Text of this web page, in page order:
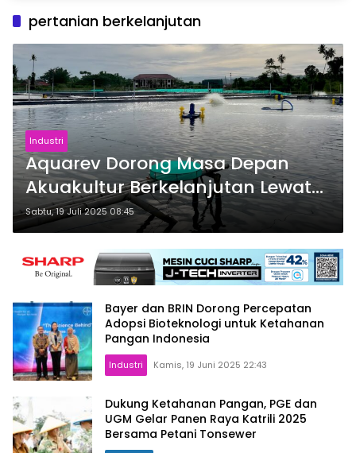
pertanian berkelanjutan
Industri
Aquarev Dorong Masa Depan
Akuakultur Berkelanjutan Lewat
Inovasi dan Inklusi
Sabtu, 19 Juli 2025 08:45
Bayer dan BRIN Dorong Percepatan
Adopsi Bioteknologi untuk Ketahanan
Pangan Indonesia
Industri Kamis, 19 Juni 2025 22:43
Dukung Ketahanan Pangan, PGE dan
UGM Gelar Panen Raya Katrili 2025
Bersama Petani Tonsewer